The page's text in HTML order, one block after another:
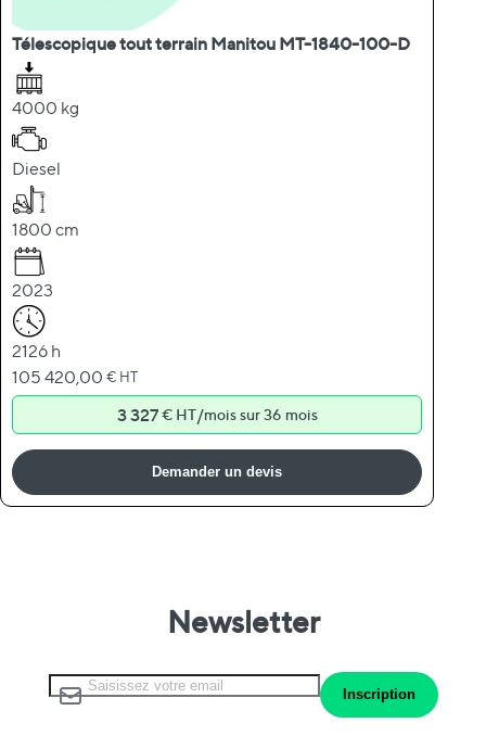
Télescopique tout terrain Manitou MT-1840-100-D
4000 kg
Diesel
1800 cm
2023
2126 h
105 420,00 € HT
3 327€ HT/mois sur 36 mois
Demander un devis
Newsletter
Inscription à notre lettre d’information :
Inscription